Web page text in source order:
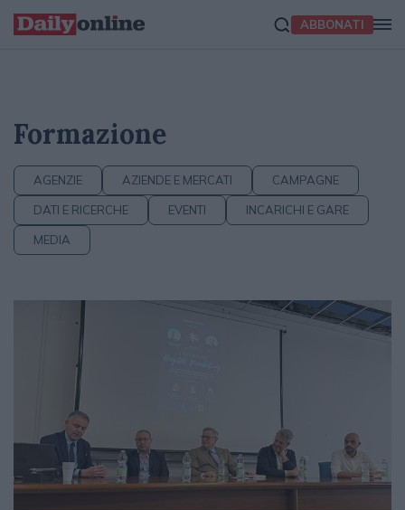
ABBONATI
Formazione
AGENZIE AZIENDE E MERCATI CAMPAGNE
DATI E RICERCHE EVENTI INCARICHI E GARE
MEDIA